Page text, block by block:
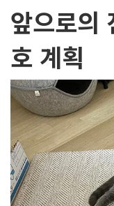
앞으로의
호 계획